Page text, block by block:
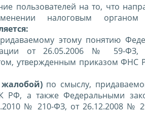
пользователей на то, что
налоговым органом
этому понятию
от 26.05.2006 № 59-ФЗ,
утвержденным приказом ФНС
по смыслу,
РФ, а также Федеральными
№ 210-ФЗ, от 26.12.2008 №